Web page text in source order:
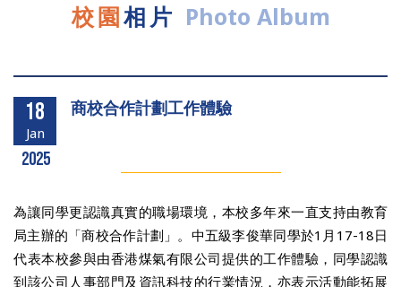
校園相片 Photo Album
18
Jan
2025
商校合作計劃工作體驗
為讓同學更認識真實的職場環境，本校多年來一直支持由教育
局主辦的「商校合作計劃」。中五級李俊華同學於1月17-18日
代表本校參與由香港煤氣有限公司提供的工作體驗，同學認識
到該公司人事部門及資訊科技的行業情況，亦表示活動能拓展